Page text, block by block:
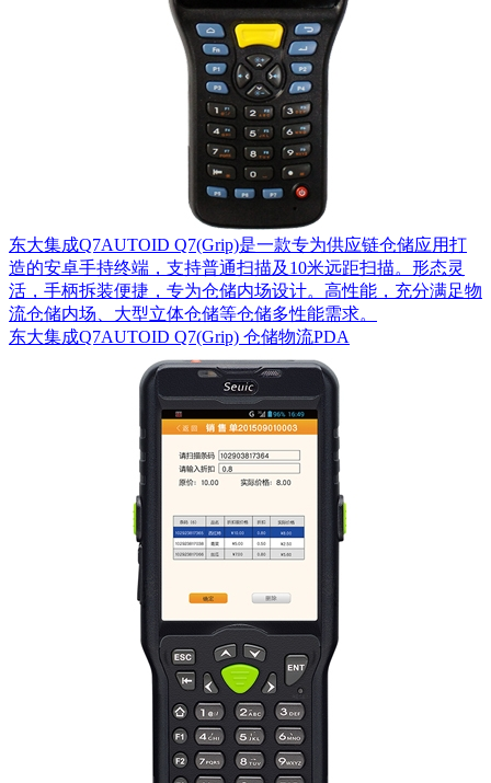
东大集成Q7AUTOID Q7(Grip)是一款专为供应链仓储应用打
造的安卓手持终端，支持普通扫描及10米远距扫描。形态灵
活，手柄拆装便捷，专为仓储内场设计。高性能，充分满足物
流仓储内场、大型立体仓储等仓储多性能需求。
东大集成Q7AUTOID Q7(Grip) 仓储物流PDA